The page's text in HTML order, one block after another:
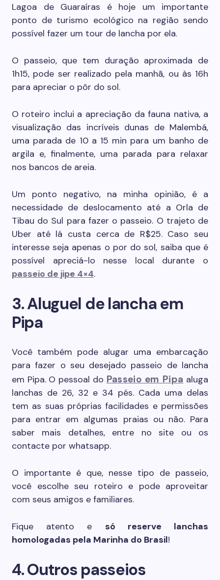
Lagoa de Guaraíras é hoje um importante
ponto de turismo ecológico na região sendo
possível fazer um tour de lancha por ela.
O passeio, que tem duração aproximada de
1h15, pode ser realizado pela manhã, ou às 16h
para apreciar o pôr do sol.
O roteiro inclui a apreciação da fauna nativa, a
visualização das incríveis dunas de Malembá,
uma parada de 10 a 15 min para um banho de
argila e, finalmente, uma parada para relaxar
nos bancos de areia.
Um ponto negativo, na minha opinião, é a
necessidade de deslocamento até a Orla de
Tibau do Sul para fazer o passeio. O trajeto de
Uber até lá custa cerca de R$25. Caso seu
interesse seja apenas o por do sol, saiba que é
possível apreciá-lo nesse local durante o
passeio de jipe 4×4.
3. Aluguel de lancha em
Pipa
Você também pode alugar uma embarcação
para fazer o seu desejado passeio de lancha
em Pipa. O pessoal do Passeio em Pipa aluga
lanchas de 26, 32 e 34 pés. Cada uma delas
tem as suas próprias facilidades e permissões
para entrar em algumas praias ou não. Para
saber mais detalhes, entre no site ou os
contacte por whatsapp.
O importante é que, nesse tipo de passeio,
você escolhe seu roteiro e pode aproveitar
com seus amigos e familiares.
Fique atento e só reserve lanchas
homologadas pela Marinha do Brasil!
4. Outros passeios